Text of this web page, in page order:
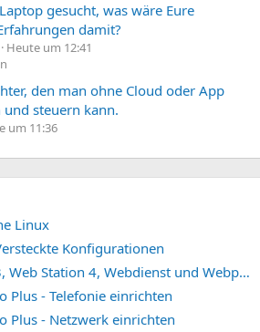
gesucht, was wäre Eure
damit?
Heute um 12:41
den man ohne Cloud oder App
steuern kann.
um 11:36
Linux
Konfigurationen
Synology DSM 7.2/7.3, Web Station 4, Webdienst und Webportal erstellen (ehemals vHost)
Plus - Telefonie einrichten
Plus - Netzwerk einrichten